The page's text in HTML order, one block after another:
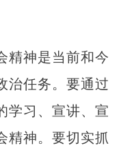
精神是当前和今
治任务。要通过
学习、宣讲、宣
精神。要切实抓